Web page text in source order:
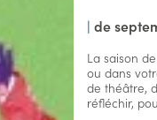
| de
La saison
ou dans
de théâtre,
réfléchir,